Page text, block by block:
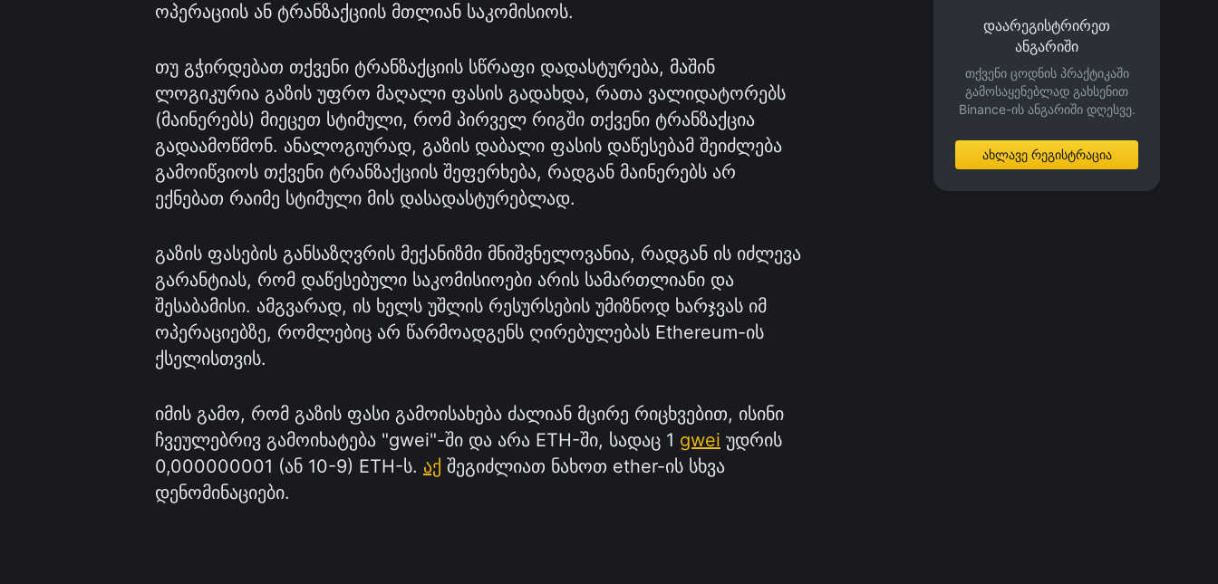
ოპერაციის ან ტრანზაქციის მთლიან საკომისიოს.
თუ გჭირდებათ თქვენი ტრანზაქციის სწრაფი დადასტურება, მაშინ
ლოგიკურია გაზის უფრო მაღალი ფასის გადახდა, რათა ვალიდატორებს
(მაინერებს) მიეცეთ სტიმული, რომ პირველ რიგში თქვენი ტრანზაქცია
გადაამოწმონ. ანალოგიურად, გაზის დაბალი ფასის დაწესებამ შეიძლება
გამოიწვიოს თქვენი ტრანზაქციის შეფერხება, რადგან მაინერებს არ
ექნებათ რაიმე სტიმული მის დასადასტურებლად.
გაზის ფასების განსაზღვრის მექანიზმი მნიშვნელოვანია, რადგან ის იძლევა
გარანტიას, რომ დაწესებული საკომისიოები არის სამართლიანი და
შესაბამისი. ამგვარად, ის ხელს უშლის რესურსების უმიზნოდ ხარჯვას იმ
ოპერაციებზე, რომლებიც არ წარმოადგენს ღირებულებას Ethereum-ის
ქსელისთვის.
იმის გამო, რომ გაზის ფასი გამოისახება ძალიან მცირე რიცხვებით, ისინი
ჩვეულებრივ გამოიხატება "gwei"-ში და არა ETH-ში, სადაც 1 gwei უდრის
0,000000001 (ან 10-9) ETH-ს. აქ შეგიძლიათ ნახოთ ether-ის სხვა
დენომინაციები.
დაარეგისტრირეთ
ანგარიში
თქვენი ცოდნის პრაქტიკაში
გამოსაყენებლად გახსენით
Binance-ის ანგარიში დღესვე.
ახლავე რეგისტრაცია